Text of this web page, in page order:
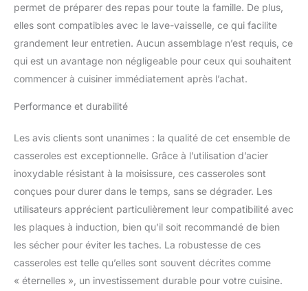
permet de préparer des repas pour toute la famille. De plus,
elles sont compatibles avec le lave-vaisselle, ce qui facilite
grandement leur entretien. Aucun assemblage n’est requis, ce
qui est un avantage non négligeable pour ceux qui souhaitent
commencer à cuisiner immédiatement après l’achat.
Performance et durabilité
Les avis clients sont unanimes : la qualité de cet ensemble de
casseroles est exceptionnelle. Grâce à l’utilisation d’acier
inoxydable résistant à la moisissure, ces casseroles sont
conçues pour durer dans le temps, sans se dégrader. Les
utilisateurs apprécient particulièrement leur compatibilité avec
les plaques à induction, bien qu’il soit recommandé de bien
les sécher pour éviter les taches. La robustesse de ces
casseroles est telle qu’elles sont souvent décrites comme
« éternelles », un investissement durable pour votre cuisine.